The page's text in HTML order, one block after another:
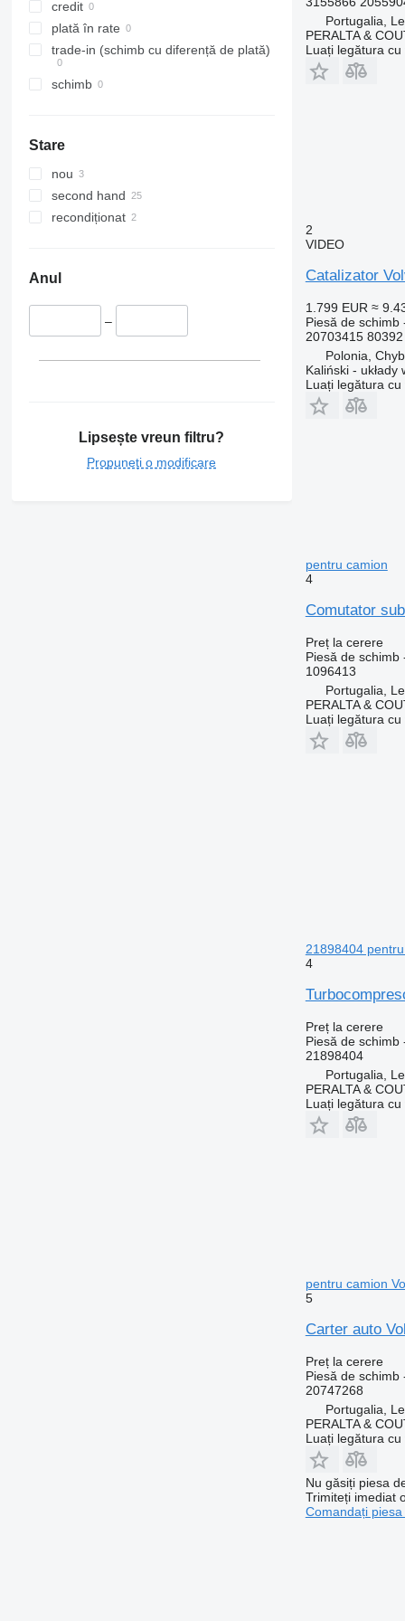
FL611
FL612
FL614
FL618
FM 340
FM 370
FM 380
FM 410
FM 480
FM 500
credit
plată în rate
trade-in (schimb cu diferență de plată)
schimb
Stare
nou
second hand
recondiționat
Anul
–
Lipsește vreun filtru?
Propuneți o modificare
Portugalia,
PERALTA &
Luați legătura
2
VIDEO
Catalizator
1.799 EUR ≈
Piesă de schimb
20703415 80392 ,
Polonia,
Kaliński - układy
Luați legătura
pentru camion
4
Comutator
Preț la cerere
Piesă de
1096413
Portugalia,
PERALTA &
Luați legătura
21898404
4
Preț la cerere
Piesă de
21898404
Portugalia,
PERALTA &
Luați legătura
pentru camion
5
Carter auto
Preț la cerere
Piesă de schimb
20747268
Portugalia,
PERALTA &
Luați legătura
Nu găsiți piesa
Trimiteți imediat
Comandați